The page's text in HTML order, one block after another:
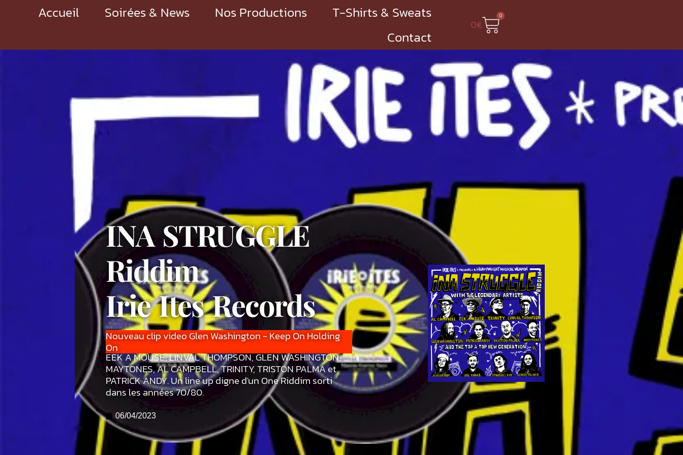
Accueil Soirées & News Nos Productions
T-Shirts & Sweats
Contact
0€
0
INA STRUGGLE
Riddim
Irie Ites Records
Nouveau clip video Glen Washington - Keep On Holding
On
EEK A MOUSE, LINVAL THOMPSON, GLEN WASHINGTON,
MAYTONES, AL CAMPBELL, TRINITY, TRISTON PALMA et
PATRICK ANDY. Un line up digne d'un One Riddim sorti
dans les années 70/80.
06/04/2023